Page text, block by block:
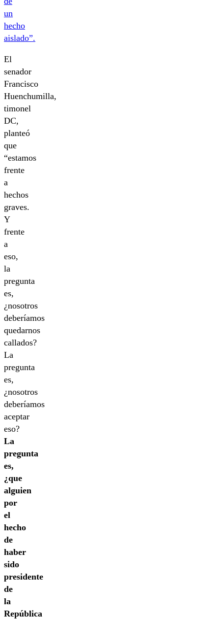
un
hecho
aislado”.
El
senador
Francisco
Huenchumilla,
timonel
DC,
planteó
que
“estamos
frente
a
hechos
graves.
Y
frente
a
eso,
la
pregunta
es,
¿nosotros
deberíamos
quedarnos
callados?
La
pregunta
es,
¿nosotros
deberíamos
aceptar
eso?
La
pregunta
es,
¿que
alguien
por
el
hecho
de
haber
sido
presidente
de
la
República